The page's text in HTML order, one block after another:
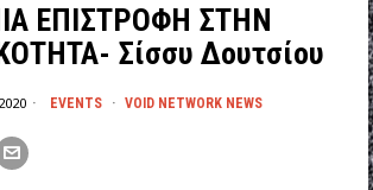
ΕΠΙΣΤΡΟΦΗ ΣΤΗΝ
Σίσσυ Δουτσίου
EVENTS · VOID NETWORK NEWS